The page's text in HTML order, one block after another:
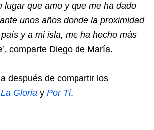
lugar que amo y que me ha dado
unos años donde la proximidad
y a mi isla, me ha hecho más
comparte Diego de María.
después de compartir los
Gloria y Por Ti.